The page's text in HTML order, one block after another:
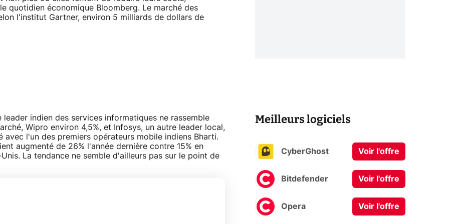
quotidien économique Bloomberg. Le marché des
l'institut Gartner, environ 5 milliards de dollars de
leader indien des services informatiques ne rassemble
Wipro environ 4,5%, et Infosys, un autre leader local,
avec l'un des premiers opérateurs mobile indiens Bharti.
augmenté de 26% l'année dernière contre 15% en
La tendance ne semble d'ailleurs pas sur le point de
Meilleurs logiciels
CyberGhost Voir l'offre
Bitdefender Voir l'offre
Opera Voir l'offre